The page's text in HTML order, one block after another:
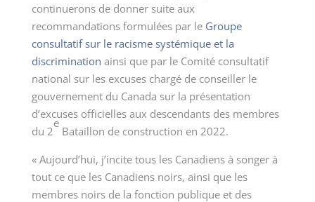
continuerons de donner suite aux
recommandations formulées par le Groupe
consultatif sur le racisme systémique et la
discrimination ainsi que par le Comité consultatif
national sur les excuses chargé de conseiller le
gouvernement du Canada sur la présentation
d’excuses officielles aux descendants des membres
du 2
e
Bataillon de construction en 2022.
« Aujourd’hui, j’incite tous les Canadiens à songer à
tout ce que les Canadiens noirs, ainsi que les
membres noirs de la fonction publique et des